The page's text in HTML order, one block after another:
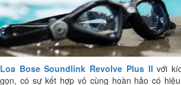
Loa Bose Soundlink Revolve Plus II với
gọn, có sự kết hợp vô cùng hoàn hảo có